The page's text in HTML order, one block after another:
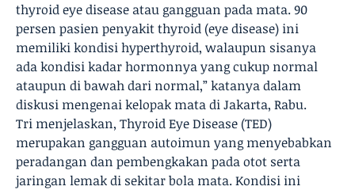
thyroid eye disease atau gangguan pada mata. 90
persen pasien penyakit thyroid (eye disease) ini
memiliki kondisi hyperthyroid, walaupun sisanya
ada kondisi kadar hormonnya yang cukup normal
ataupun di bawah dari normal,” katanya dalam
diskusi mengenai kelopak mata di Jakarta, Rabu.
Tri menjelaskan, Thyroid Eye Disease (TED)
merupakan gangguan autoimun yang menyebabkan
peradangan dan pembengkakan pada otot serta
jaringan lemak di sekitar bola mata. Kondisi ini